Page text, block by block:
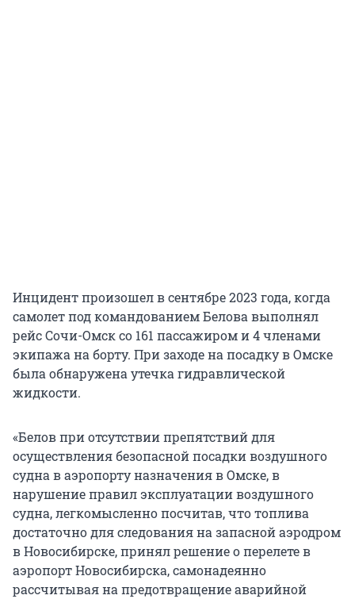
Инцидент произошел в сентябре 2023 года, когда
самолет под командованием Белова выполнял
рейс Сочи-Омск со 161 пассажиром и 4 членами
экипажа на борту. При заходе на посадку в Омске
была обнаружена утечка гидравлической
жидкости.
«Белов при отсутствии препятствий для
осуществления безопасной посадки воздушного
судна в аэропорту назначения в Омске, в
нарушение правил эксплуатации воздушного
судна, легкомысленно посчитав, что топлива
достаточно для следования на запасной аэродром
в Новосибирске, принял решение о перелете в
аэропорт Новосибирска, самонадеянно
рассчитывая на предотвращение аварийной